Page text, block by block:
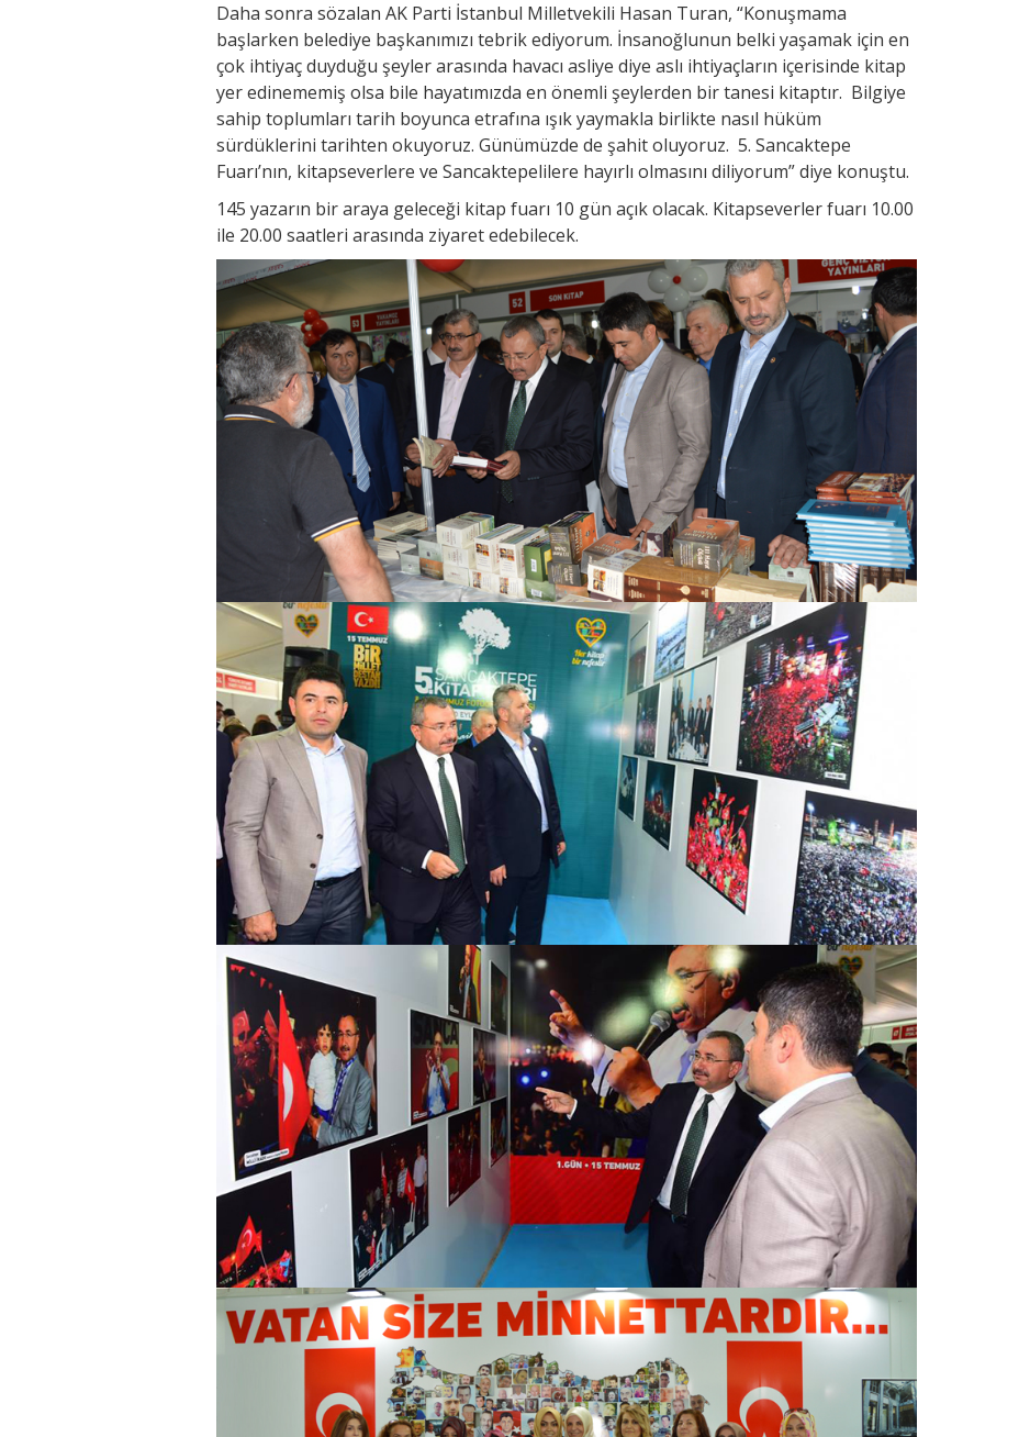
Daha sonra sözalan AK Parti İstanbul Milletvekili Hasan Turan, “Konuşmama
başlarken belediye başkanımızı tebrik ediyorum. İnsanoğlunun belki yaşamak için en
çok ihtiyaç duyduğu şeyler arasında havacı asliye diye aslı ihtiyaçların içerisinde kitap
yer edinememiş olsa bile hayatımızda en önemli şeylerden bir tanesi kitaptır. Bilgiye
sahip toplumları tarih boyunca etrafına ışık yaymakla birlikte nasıl hüküm
sürdüklerini tarihten okuyoruz. Günümüzde de şahit oluyoruz. 5. Sancaktepe
Fuarı’nın, kitapseverlere ve Sancaktepelilere hayırlı olmasını diliyorum” diye konuştu.
145 yazarın bir araya geleceği kitap fuarı 10 gün açık olacak. Kitapseverler fuarı 10.00
ile 20.00 saatleri arasında ziyaret edebilecek.